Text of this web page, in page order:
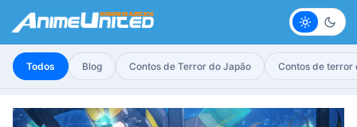
Claro
Todos Blog Contos de Terror do Japão Contos de terror